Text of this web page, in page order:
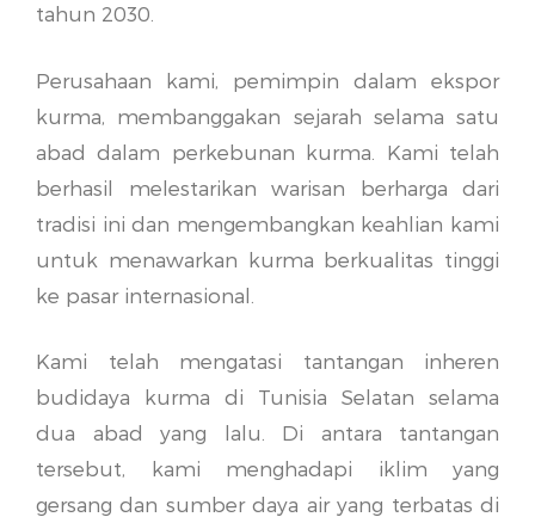
tahun 2030.
Perusahaan kami, pemimpin dalam ekspor
kurma, membanggakan sejarah selama satu
abad dalam perkebunan kurma. Kami telah
berhasil melestarikan warisan berharga dari
tradisi ini dan mengembangkan keahlian kami
untuk menawarkan kurma berkualitas tinggi
ke pasar internasional.
Kami telah mengatasi tantangan inheren
budidaya kurma di Tunisia Selatan selama
dua abad yang lalu. Di antara tantangan
tersebut, kami menghadapi iklim yang
gersang dan sumber daya air yang terbatas di